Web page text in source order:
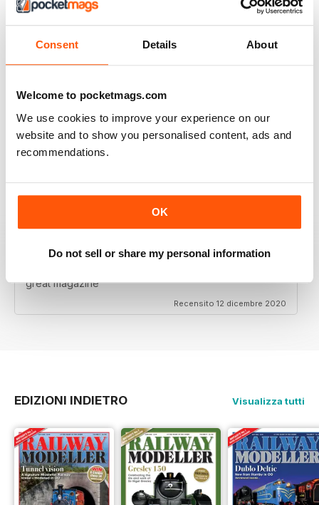
Consent Details About
Welcome to pocketmags.com
We use cookies to improve your experience on our
website and to show you personalised content, ads and
recommendations.
OK
Do not sell or share my personal information
I really enjoy reading the magazine, especially as we
are all in lock down now.
Recensito 11 febbraio 2021
RAILWAY MODELLER
Good range of articles on model railway layouts,
information on new products and articles on how to
great magazine
Recensito 12 dicembre 2020
EDIZIONI INDIETRO Visualizza tutti